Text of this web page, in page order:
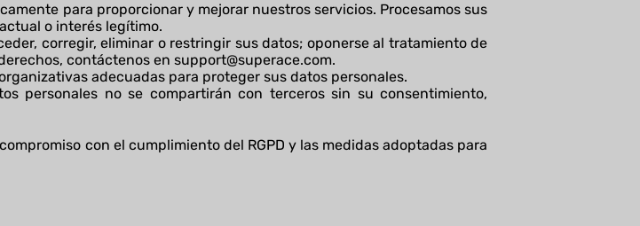
para proporcionar y mejorar nuestros servicios. Procesamos sus
o interés legítimo.
corregir, eliminar o restringir sus datos; oponerse al tratamiento de
contáctenos en support@superace.com.
adecuadas para proteger sus datos personales.
personales no se compartirán con terceros sin su consentimiento,
con el cumplimiento del RGPD y las medidas adoptadas para